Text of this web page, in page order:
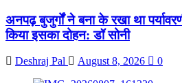
अनपढ़ बुजुर्गों ने बना के रखा था
किया इसका दोहन: डॉ सोनी
Deshraj Pal August 8, 2026 0